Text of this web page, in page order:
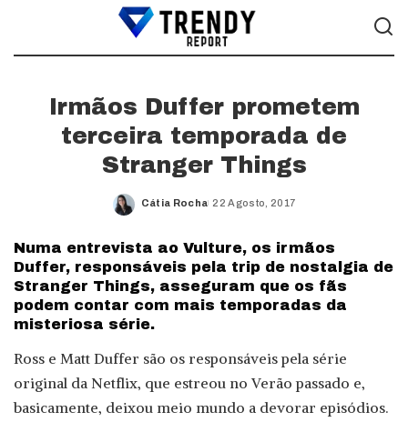
Irmãos Duffer prometem
terceira temporada de
Stranger Things
Posted
Cátia Rocha 22 Agosto, 2017
Numa entrevista ao Vulture, os irmãos
Duffer, responsáveis pela trip de nostalgia de
Stranger Things, asseguram que os fãs
podem contar com mais temporadas da
misteriosa série.
Ross e Matt Duffer são os responsáveis pela série
original da Netflix, que estreou no Verão passado e,
basicamente, deixou meio mundo a devorar episódios.